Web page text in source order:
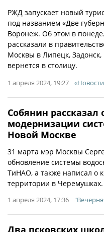
РЖД запускает новый
под названием «Две
Воронеж. Об этом в
рассказали в
Москвы в Липецк,
вернется в столицу.
1 апреля 2024, 19:27
Собянин
модернизации
Новой Москве
31 марта мэр Москвы
обновление системы
ТиНАО, а также написал о
территории в Черемушках.
1 апреля 2024, 17:36
Два псковских